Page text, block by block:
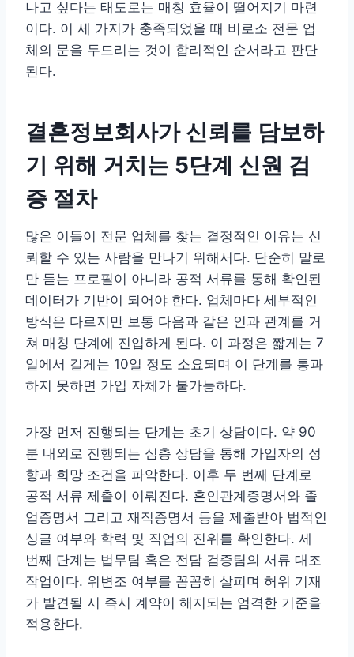
나고 싶다는 태도로는 매칭 효율이 떨어지기 마련
이다. 이 세 가지가 충족되었을 때 비로소 전문 업
체의 문을 두드리는 것이 합리적인 순서라고 판단
된다.
결혼정보회사가 신뢰를 담보하
기 위해 거치는 5단계 신원 검
증 절차
많은 이들이 전문 업체를 찾는 결정적인 이유는 신
뢰할 수 있는 사람을 만나기 위해서다. 단순히 말로
만 듣는 프로필이 아니라 공적 서류를 통해 확인된
데이터가 기반이 되어야 한다. 업체마다 세부적인
방식은 다르지만 보통 다음과 같은 인과 관계를 거
쳐 매칭 단계에 진입하게 된다. 이 과정은 짧게는 7
일에서 길게는 10일 정도 소요되며 이 단계를 통과
하지 못하면 가입 자체가 불가능하다.
가장 먼저 진행되는 단계는 초기 상담이다. 약 90
분 내외로 진행되는 심층 상담을 통해 가입자의 성
향과 희망 조건을 파악한다. 이후 두 번째 단계로
공적 서류 제출이 이뤄진다. 혼인관계증명서와 졸
업증명서 그리고 재직증명서 등을 제출받아 법적인
싱글 여부와 학력 및 직업의 진위를 확인한다. 세
번째 단계는 법무팀 혹은 전담 검증팀의 서류 대조
작업이다. 위변조 여부를 꼼꼼히 살피며 허위 기재
가 발견될 시 즉시 계약이 해지되는 엄격한 기준을
적용한다.